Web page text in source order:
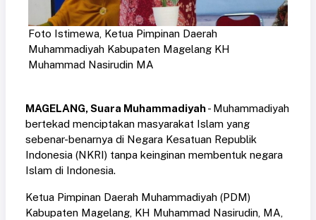
Foto Istimewa, Ketua Pimpinan Daerah
Muhammadiyah Kabupaten Magelang KH
Muhammad Nasirudin MA
MAGELANG, Suara Muhammadiyah- Muhammadiyah
bertekad menciptakan masyarakat Islam yang
sebenar-benarnya di Negara Kesatuan Republik
Indonesia (NKRI) tanpa keinginan membentuk negara
Islam di Indonesia.
Ketua Pimpinan Daerah Muhammadiyah (PDM)
Kabupaten Magelang, KH Muhammad Nasirudin, MA,